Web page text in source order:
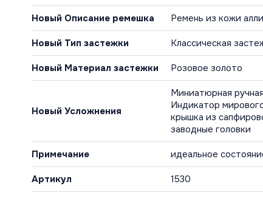
Новый Описание ремешка Ремень из кожи
Новый Тип застежки Классическая
Новый Материал застежки Розовое золото
Новый Усложнения
Миниатюрная
Индикатор
крышка из
заводные головки
Примечание идеальное
Артикул 1530